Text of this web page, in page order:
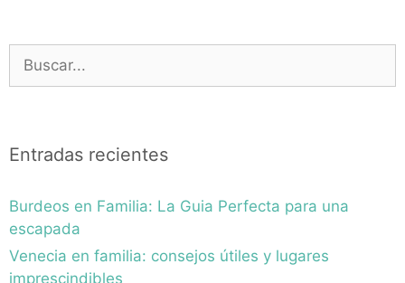
Entradas recientes
Burdeos en Familia: La Guia Perfecta para una
escapada
Venecia en familia: consejos útiles y lugares
imprescindibles